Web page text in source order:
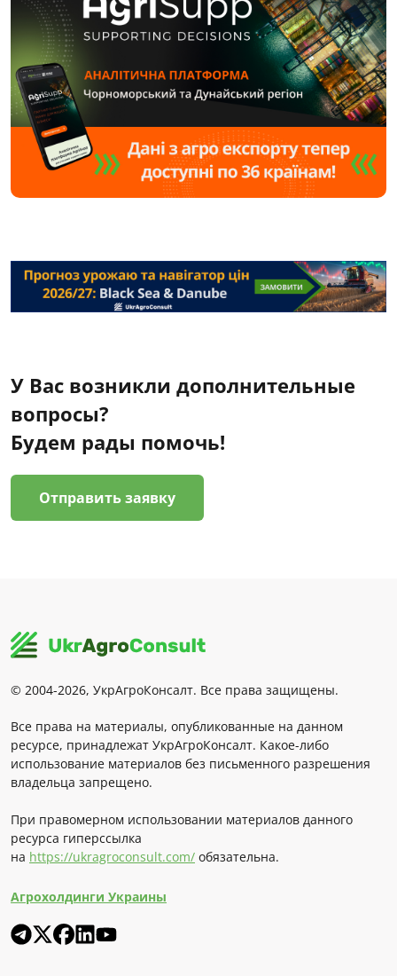
У Вас возникли дополнительные
вопросы?
Будем рады помочь!
Отправить заявку
© 2004-2026, УкрАгроКонсалт. Все права защищены.
Все права на материалы, опубликованные на данном
ресурсе, принадлежат УкрАгроКонсалт. Какое-либо
использование материалов без письменного разрешения
владельца запрещено.
При правомерном использовании материалов данного
ресурса гиперссылка
на https://ukragroconsult.com/ обязательна.
Агрохолдинги Украины